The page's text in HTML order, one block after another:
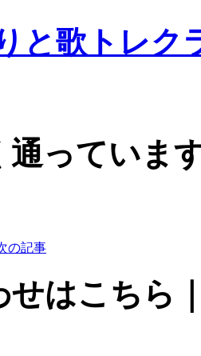
と歌トレク
っていま
の記事
せはこちら